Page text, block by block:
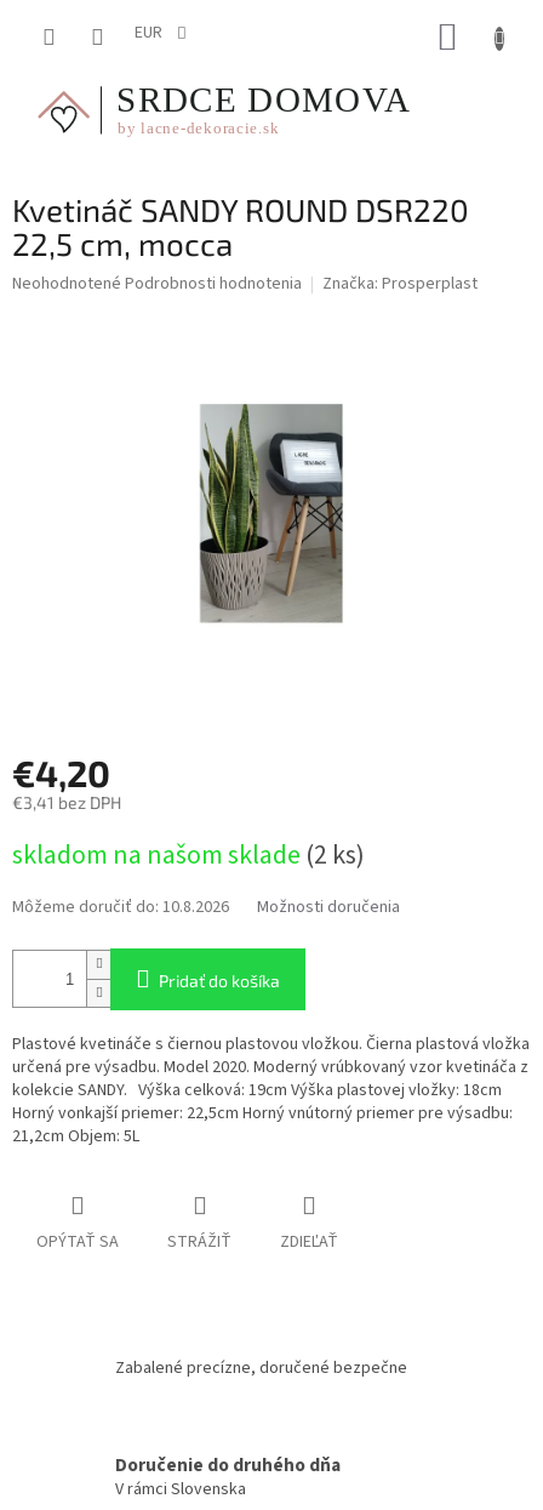
EUR
Kvetináč SANDY ROUND DSR220
22,5 cm, mocca
Priemerné
Neohodnotené Podrobnosti hodnotenia Značka: Prosperplast
€4,20
€3,41 bez DPH
cena:
skladom na našom sklade (2 ks)
Môžeme doručiť do: 10.8.2026 Možnosti doručenia
Pridať do košíka
Plastové kvetináče s čiernou plastovou vložkou. Čierna plastová vložka
určená pre výsadbu. Model 2020. Moderný vrúbkovaný vzor kvetináča z
kolekcie SANDY. Výška celková: 19cm Výška plastovej vložky: 18cm
Horný vonkajší priemer: 22,5cm Horný vnútorný priemer pre výsadbu:
21,2cm Objem: 5L
OPÝTAŤ SA STRÁŽIŤ ZDIEĽAŤ
Zabalené precízne, doručené bezpečne
Doručenie do druhého dňa
V rámci Slovenska